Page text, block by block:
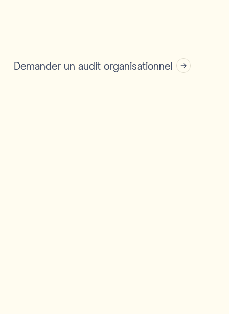
Demander un audit organisationnel